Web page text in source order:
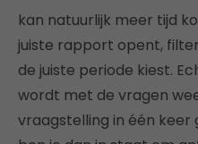
kan natuurlijk meer tijd
juiste rapport opent,
de juiste periode kiest.
wordt met de vragen
vraagstelling in één keer